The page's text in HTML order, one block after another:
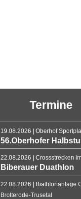
Termine
19.08.2026 | Oberhof
56.Oberhofer
22.08.2026 | Crossstrecken
Biberauer Duathlon
22.08.2026 | Biathlonanlage
Brotterode-Trusetal